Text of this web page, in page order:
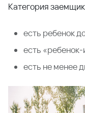
Категория
есть ребенок
есть
есть не менее